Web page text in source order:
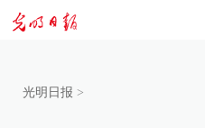
光明日报 >